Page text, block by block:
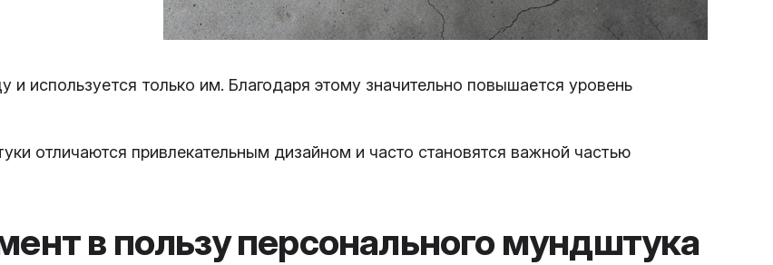
используется только им. Благодаря этому значительно повышается уровень
отличаются привлекательным дизайном и часто становятся важной частью
в пользу персонального мундштука